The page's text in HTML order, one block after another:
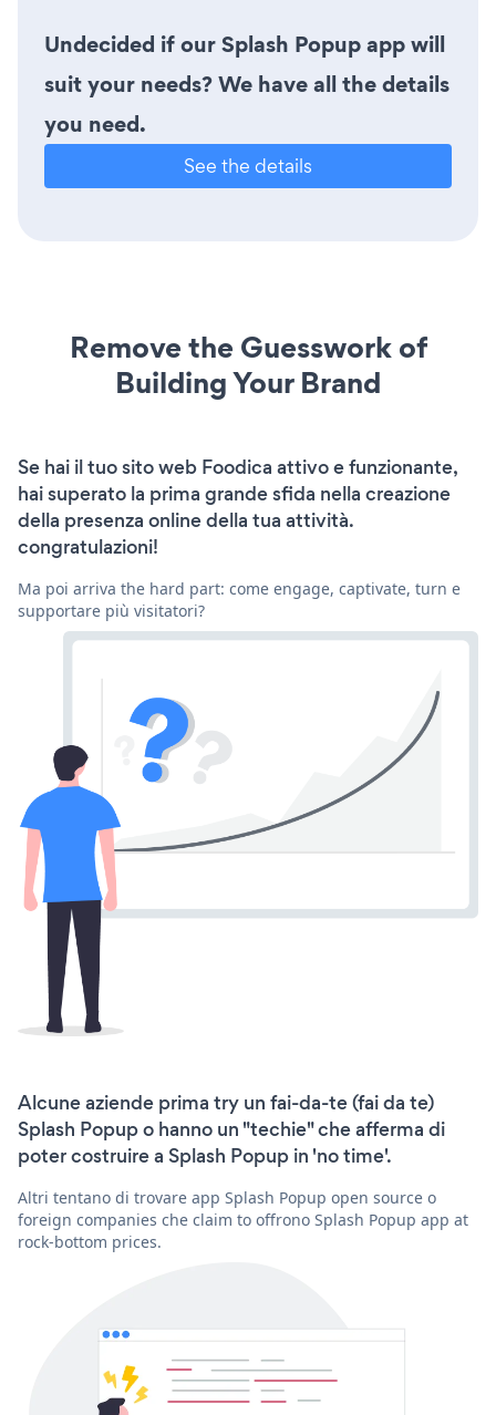
Undecided if our Splash Popup app will
suit your needs? We have all the details
you need.
See the details
Remove the Guesswork of
Building Your Brand
Se hai il tuo sito web Foodica attivo e funzionante,
hai superato la prima grande sfida nella creazione
della presenza online della tua attività.
congratulazioni!
Ma poi arriva the hard part: come engage, captivate, turn e
supportare più visitatori?
Alcune aziende prima try un fai-da-te (fai da te)
Splash Popup o hanno un "techie" che afferma di
poter costruire a Splash Popup in 'no time'.
Altri tentano di trovare app Splash Popup open source o
foreign companies che claim to offrono Splash Popup app at
rock-bottom prices.